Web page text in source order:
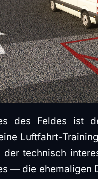
des Feldes ist
Luftfahrt-
technisch
— die ehemaligen